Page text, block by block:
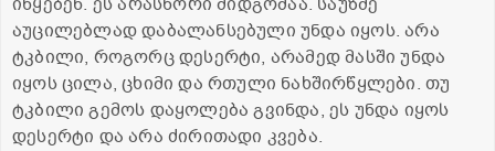
აუცილებლად დაბალანსებული უნდა იყოს. არა
ტკბილი, როგორც დესერტი, არამედ მასში უნდა
იყოს ცილა, ცხიმი და რთული ნახშირწყლები. თუ
ტკბილი გემოს დაყოლება გვინდა, ეს უნდა იყოს
დესერტი და არა ძირითადი კვება.